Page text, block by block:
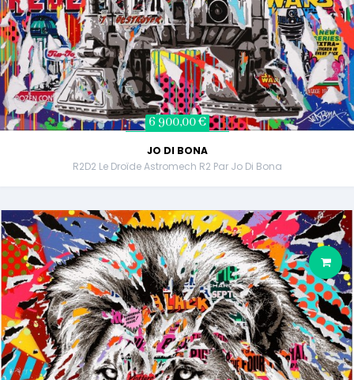
6 900,00 €
JO DI BONA
R2D2 Le Droïde Astromech R2 Par Jo Di Bona